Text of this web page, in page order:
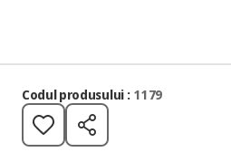
Codul produsului : 1179